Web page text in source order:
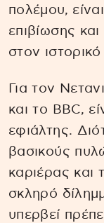
πολέμου,
επιβίωσης
στον
Για τον
και το BBC,
εφιάλτης.
βασικούς
καριέρας και
σκληρό
υπερβεί